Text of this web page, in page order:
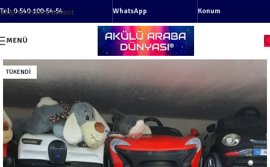
Skip to main content
Tel: 0-540-100-54-54 WhatsApp Konum
MENÜ
TÜKENDI